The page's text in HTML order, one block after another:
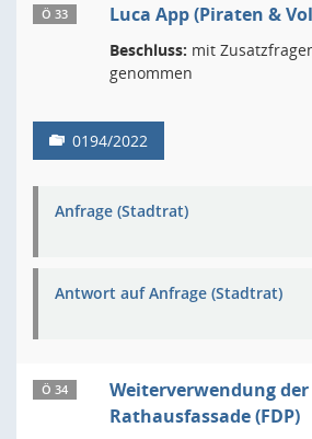
Ö 33 Luca App (Piraten &
Beschluss: mit
genommen
0194/2022
Anfrage (Stadtrat)
Antwort auf Anfrage (Stadtrat)
Ö 34
Weiterverwendung
Rathausfassade (FDP)